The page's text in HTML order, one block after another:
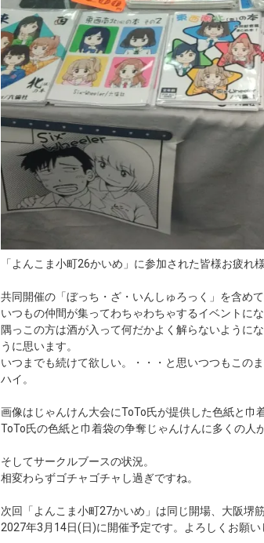
「よんこま小町26かいめ」に参加された皆様お疲れ様
共同開催の「ぼっち・ざ・いんしゅろっく」を含めて
いつもの仲間が集ってわちゃわちゃするイベントに
隅っこの方は酒が入って何だかよく解らないように
うに思います。
いつまでも続けて欲しい。・・・と思いつつもこの
ハイ。
画像はじゃんけん大会にToTo氏が提供した色紙と巾着
ToTo氏の色紙と巾着袋の争奪じゃんけんに多くの人
そしてサークルブースの状況。
相変わらずゴチャゴチャし過ぎですね。
次回「よんこま小町27かいめ」は同じ開場、大阪堺
2027年3月14日(日)に開催予定です。よろしくお願い